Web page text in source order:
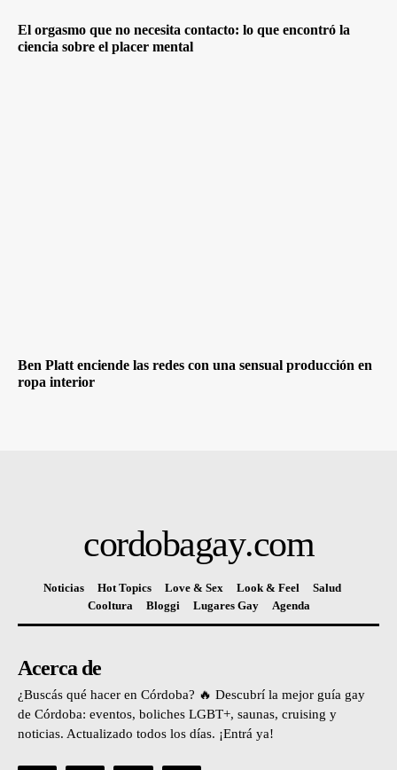
El orgasmo que no necesita contacto: lo que encontró la
ciencia sobre el placer mental
Ben Platt enciende las redes con una sensual producción en
ropa interior
cordobagay.com
Noticias Hot Topics Love & Sex Look & Feel
Salud
Cooltura
Bloggi Lugares Gay Agenda
Acerca de
¿Buscás qué hacer en Córdoba? 🔥 Descubrí la mejor guía gay
de Córdoba: eventos, boliches LGBT+, saunas, cruising y
noticias. Actualizado todos los días. ¡Entrá ya!